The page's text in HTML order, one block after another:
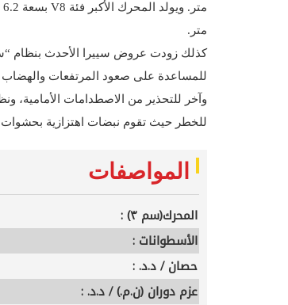
متر.
كذلك زودت عروض سييرا الأحدث بنظام
للمساعدة على صعود المرتفعات والهضاب
وآخر للتحذير من الاصطدامات الأمامية،
للخطر حيث تقوم نبضات اهتزازية
المواصفات
المحرك(سم ٣) :
الأسطوانات :
حصان / د.د. :
عزم دوران (ن.م.) / د.د. :